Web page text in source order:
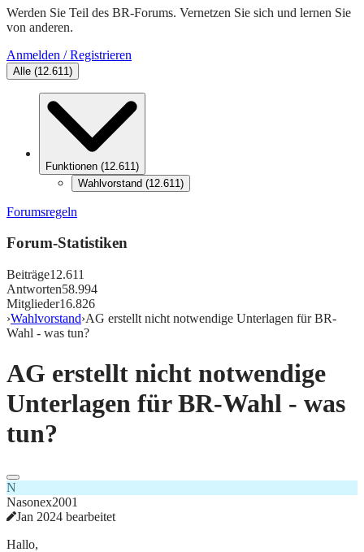
Werden Sie Teil des BR-Forums. Vernetzen Sie sich und lernen Sie
von anderen.
Anmelden / Registrieren
Alle (12.611)
Funktionen (12.611)
Wahlvorstand (12.611)
Forumsregeln
Forum-Statistiken
Beiträge12.611
Antworten58.994
Mitglieder16.826
›Wahlvorstand›AG erstellt nicht notwendige Unterlagen für BR-
Wahl - was tun?
AG erstellt nicht notwendige
Unterlagen für BR-Wahl - was
tun?
N
Nasonex2001
Jan 2024 bearbeitet
Hallo,